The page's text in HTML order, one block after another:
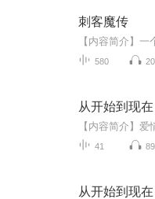
刺客魔传
580
从开始到现
41
从开始到现